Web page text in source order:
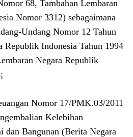
68, Tambahan Lembaran
Nomor 3312) sebagaimana
Undang Nomor 12 Tahun
Republik Indonesia Tahun 1994
Negara Republik
Nomor 17/PMK.03/2011
Kelebihan
dan Bangunan (Berita Negara